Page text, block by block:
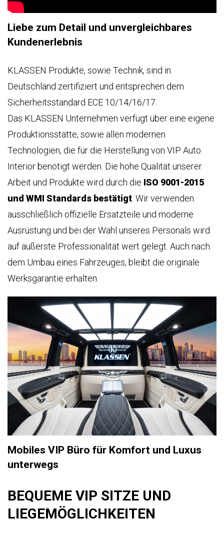
UNS
PAUL
KLASSEN
UNSERE
PHILOSOPHIE
GESCHICHTE
TRADITIONEN
ZERTIFIKATE
ZERTIFIZIERUNG
WMI-
ZERTIFIKAT
BESCHUSSAMT
QUALITÄT
HERGESTELLT
DEUTSCHLAND
QUALITÄTSKONTROLLE
FERTIGUNGSQUALITÄT
KLASSEN
GARANTIE
STRETCH-
LIMOUSINE
GESTRECKT
KONFIGURATOR
BASIEREND
AUF
V-
CLASS
VIP
LUXUS
VAN
V-
BUSINESS
VAN
Liebe zum Detail und unvergleichbares
Kundenerlebnis
KLASSEN Produkte, sowie Technik, sind in
Deutschland zertifiziert und entsprechen dem
Sicherheitsstandard ECE 10/14/16/17.
Das KLASSEN Unternehmen verfügt über eine eigene
Produktionsstätte, sowie allen modernen
Technologien, die für die Herstellung von VIP Auto
Interior benötigt werden. Die hohe Qualität unserer
Arbeit und Produkte wird durch die ISO 9001-2015
und WMI Standards bestätigt . Wir verwenden
ausschließlich offizielle Ersatzteile und moderne
Ausrüstung und bei der Wahl unseres Personals wird
auf äußerste Professionalität wert gelegt. Auch nach
dem Umbau eines Fahrzeuges, bleibt die originale
Werksgarantie erhalten.
Mobiles VIP Büro für Komfort und Luxus
unterwegs
BEQUEME VIP SITZE UND
LIEGEMÖGLICHKEITEN